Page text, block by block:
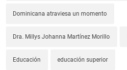
Dominicana atraviesa un momento
Dra. Millys Johanna Martínez Morillo
Educación educación superior